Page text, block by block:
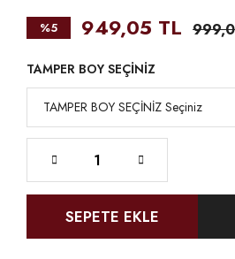
%5 949,05 TL
TAMPER BOY SEÇİNİZ
SEPETE EKLE